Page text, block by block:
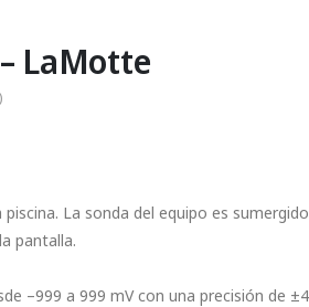
LaMotte
La sonda del equipo es
pantalla.
–999 a 999 mV con una precisión de